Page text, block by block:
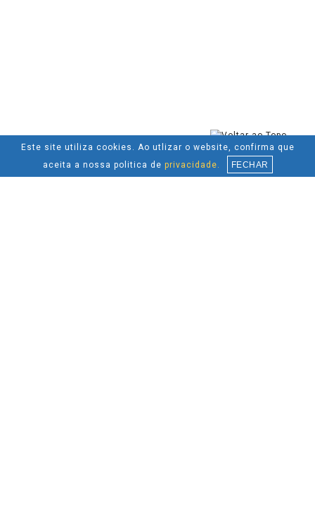
Este site utiliza cookies. Ao utlizar o website, confirma que
aceita a nossa politica de privacidade. FECHAR